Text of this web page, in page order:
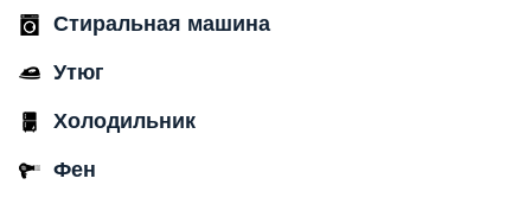
Стиральная машина
Утюг
Холодильник
Фен